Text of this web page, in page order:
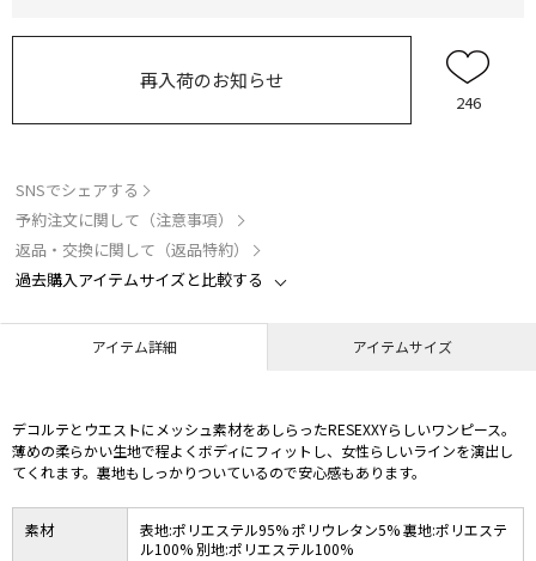
再入荷のお知らせ
246
SNSでシェアする
予約注文に関して（注意事項）
返品・交換に関して（返品特約）
過去購入アイテムサイズと比較する
アイテム詳細 アイテムサイズ
デコルテとウエストにメッシュ素材をあしらったRESEXXYらしいワンピース。
薄めの柔らかい生地で程よくボディにフィットし、女性らしいラインを演出し
てくれます。裏地もしっかりついているので安心感もあります。
素材
表地:ポリエステル95% ポリウレタン5% 裏地:ポリエステ
ル100% 別地:ポリエステル100%